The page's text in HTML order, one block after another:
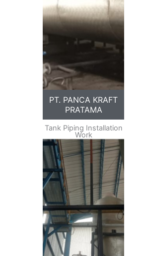
PT. PANCA KRAFT
PRATAMA
Tank Piping Installation
Work